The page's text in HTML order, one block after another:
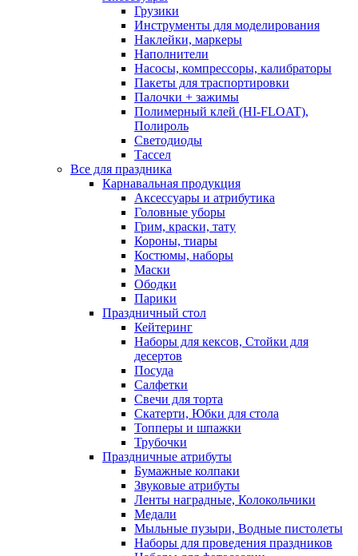
Грузики
Инструменты для моделирования
Наклейки, маркеры
Наполнители
Насосы, компрессоры, калибраторы
Пакеты для траспортировки
Палочки + зажимы
Полимерный клей (HI-FLOAT),
Полироль
Светодиоды
Тассел
Все для праздника
Карнавальная продукция
Аксессуары и атрибутика
Головные уборы
Грим, краски, тату
Короны, тиары
Костюмы, наборы
Маски
Ободки
Парики
Праздничный стол
Кейтеринг
Наборы для кексов, Стойки для
десертов
Посуда
Салфетки
Свечи для торта
Скатерти, Юбки для стола
Топперы и шпажки
Трубочки
Праздничные атрибуты
Бумажные колпаки
Звуковые атрибуты
Ленты наградные, Колокольчики
Медали
Мыльные пузыри, Водные пистолеты
Наборы для проведения праздников